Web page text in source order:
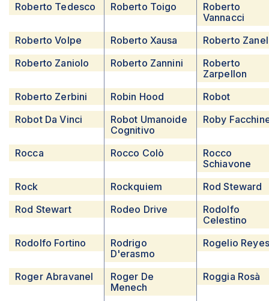
Roberto Tedesco Roberto Toigo
Roberto
Vannacci
Roberto Volpe
Roberto Xausa
Roberto
Roberto Zaniolo
Roberto Zannini
Roberto
Zarpellon
Roberto Zerbini
Robin Hood
Robot
Robot Da Vinci
Robot Umanoide
Cognitivo
Roby
Rocca Rocco Colò
Rocco
Schiavone
Rock
Rockquiem
Rod Steward
Rod Stewart
Rodeo Drive
Rodolfo
Celestino
Rodolfo Fortino
Rodrigo
D'erasmo
Rogelio Reyes
Roger Abravanel
Roger De
Menech
Roggia Rosà